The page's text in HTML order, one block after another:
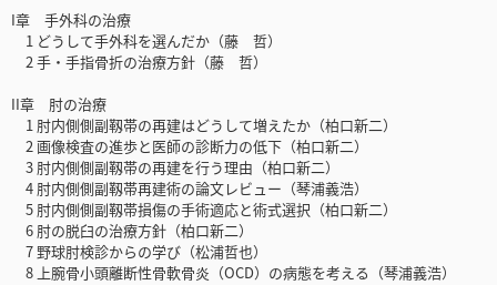
I章 手外科の治療
1 どうして手外科を選んだか（藤 哲）
2 手・手指骨折の治療方針（藤 哲）
II章 肘の治療
1 肘内側側副靱帯の再建はどうして増えたか（柏口新二）
2 画像検査の進歩と医師の診断力の低下（柏口新二）
3 肘内側側副靱帯の再建を行う理由（柏口新二）
4 肘内側側副靱帯再建術の論文レビュー（琴浦義浩）
5 肘内側側副靱帯損傷の手術適応と術式選択（柏口新二）
6 肘の脱臼の治療方針（柏口新二）
7 野球肘検診からの学び（松浦哲也）
8 上腕骨小頭離断性骨軟骨炎（OCD）の病態を考える（琴浦義浩）